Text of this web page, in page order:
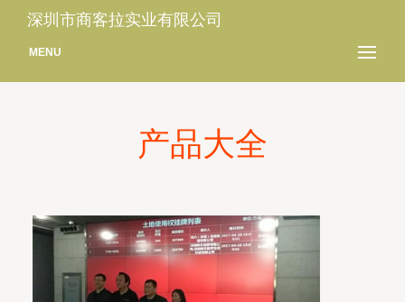
深圳市商客拉实业有限公司
MENU
产品大全